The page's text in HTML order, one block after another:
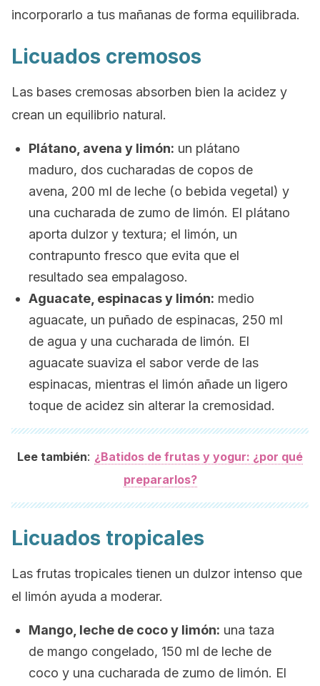
incorporarlo a tus mañanas de forma equilibrada.
Licuados cremosos
Las bases cremosas absorben bien la acidez y
crean un equilibrio natural.
Plátano, avena y limón: un plátano
maduro, dos cucharadas de copos de
avena, 200 ml de leche (o bebida vegetal) y
una cucharada de zumo de limón. El plátano
aporta dulzor y textura; el limón, un
contrapunto fresco que evita que el
resultado sea empalagoso.
Aguacate, espinacas y limón: medio
aguacate, un puñado de espinacas, 250 ml
de agua y una cucharada de limón. El
aguacate suaviza el sabor verde de las
espinacas, mientras el limón añade un ligero
toque de acidez sin alterar la cremosidad.
Lee también: ¿Batidos de frutas y yogur: ¿por qué
prepararlos?
Licuados tropicales
Las frutas tropicales tienen un dulzor intenso que
el limón ayuda a moderar.
Mango, leche de coco y limón: una taza
de mango congelado, 150 ml de leche de
coco y una cucharada de zumo de limón. El